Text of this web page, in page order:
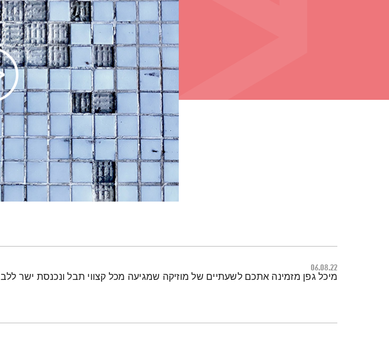
06.08.22
תמצית הפודקאסט
מיכל גפן מזמינה אתכם לשעתיים של מוזיקה שמגיעה מכל קצווי תבל ונכנסת ישר ללב